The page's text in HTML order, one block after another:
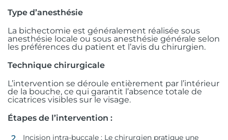
Type d’anesthésie
La bichectomie est généralement réalisée sous
anesthésie locale ou sous anesthésie générale selon
les préférences du patient et l’avis du chirurgien.
Technique chirurgicale
L’intervention se déroule entièrement par l’intérieur
de la bouche, ce qui garantit l’absence totale de
cicatrices visibles sur le visage.
Étapes de l’intervention :
Incision intra-buccale : Le chirurgien pratique une